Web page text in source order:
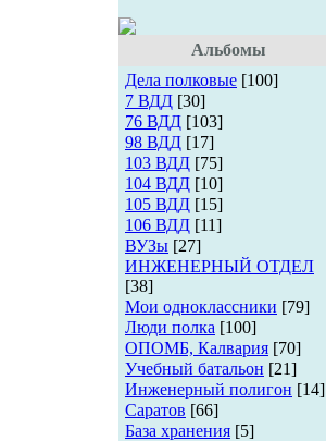
Альбомы
Дела полковые [100]
7 ВДД [30]
76 ВДД [103]
98 ВДД [17]
103 ВДД [75]
104 ВДД [10]
105 ВДД [15]
106 ВДД [11]
ВУЗы [27]
ИНЖЕНЕРНЫЙ ОТДЕЛ
[38]
Мои одноклассники [79]
Люди полка [100]
ОПОМБ, Калвария [70]
Учебный батальон [21]
Инженерный полигон [14]
Саратов [66]
База хранения [5]